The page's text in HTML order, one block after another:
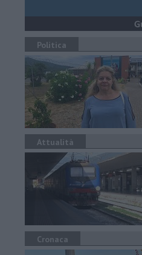
Politica
Attualità
Cronaca